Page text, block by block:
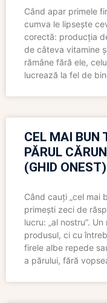
Când apar primele
cumva le lipsește
corectă: producția
de câteva vitamine
rămâne fără ele,
lucrează la fel de
CEL MAI BUN
PĂRUL
(GHID ONEST)
Când cauți „cel mai
primești zeci de
lucru: „al nostru”.
produsul, ci cu
firele albe repede
a părului, fără